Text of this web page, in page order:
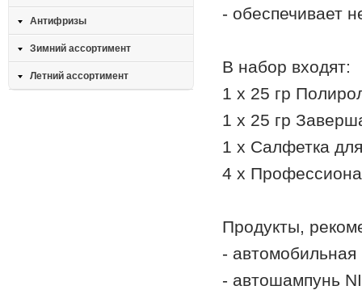
Антифризы
Зимний ассортимент
Летний ассортимент
- обеспечивает
В набор входят:
1 х 25 гр
1 х 25 гр
1 х Салфетка
4 х
Продукты,
- автомобильная
- автошампунь